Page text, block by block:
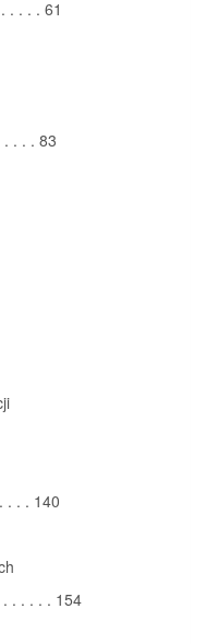
. . . . 61
. . . 83
. . . 140
. . . . . 154